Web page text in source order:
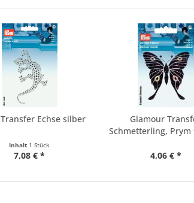
Echse silber
Inhalt 1 Stück
7,08 € *
Glamour
Schmetterling, Prym
4,06 € *